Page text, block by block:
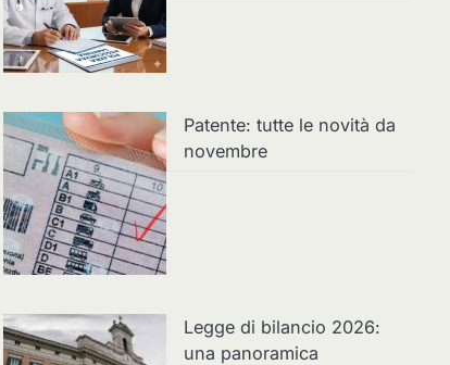
Patente: tutte le novità da
novembre
Legge di bilancio 2026:
una panoramica